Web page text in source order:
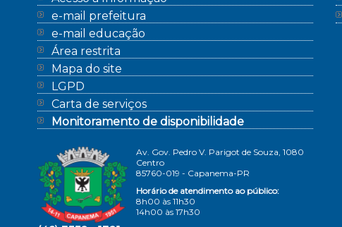
e-mail prefeitura
e-mail educação
Área restrita
Mapa do site
LGPD
Carta de serviços
Monitoramento de disponibilidade
Av. Gov. Pedro V. Parigot de Souza, 1080
Centro
85760-019 - Capanema-PR
Horário de atendimento ao público:
8h00 às 11h30
14h00 às 17h30